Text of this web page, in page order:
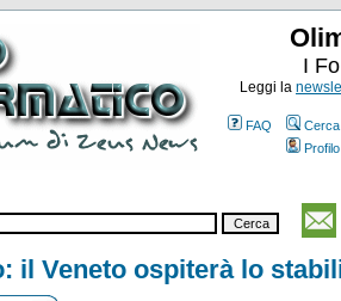
I
Leggi la
FAQ
Cerca
Profilo
il Veneto ospiterà lo